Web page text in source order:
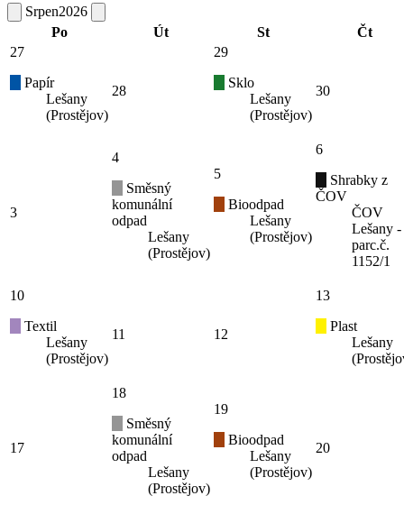
Srpen2026
Po
Út St
Čt
27
Papír
Lešany
(Prostějov)
28
29
Sklo
Lešany
(Prostějov)
30
3
4
Směsný
komunální
odpad
Lešany
(Prostějov)
5
Bioodpad
Lešany
(Prostějov)
6
Shrabky z
ČOV
ČOV
Lešany -
parc.č.
1152/1
10
Textil
Lešany
(Prostějov)
11 12
13
Plast
Lešany
17
18
Směsný
komunální
odpad
Lešany
(Prostějov)
19
Bioodpad
Lešany
(Prostějov)
20